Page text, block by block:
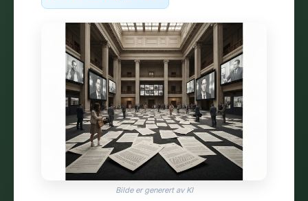
Bilde er generert av KI